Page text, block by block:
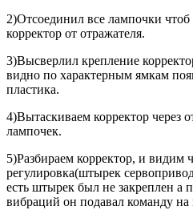
2)Отсоединил все лампочки
корректор от отражателя.
3)Высверлил крепление
видно по характерным ямкам
пластика.
4)Вытаскиваем корректор через
лампочек.
5)Разбираем корректор, и видим
регулировка(штырек
есть штырек был не закреплен а
вибраций он подавал команду на